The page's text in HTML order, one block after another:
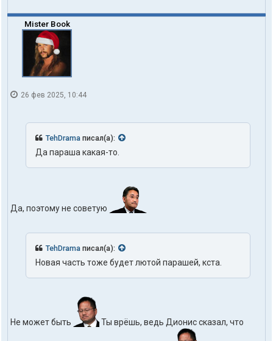
Mister Book
26 фев 2025, 10:44
TehDrama писал(а):
Да параша какая-то.
Да, поэтому не советую
TehDrama писал(а):
Новая часть тоже будет лютой парашей, кста.
Не может быть Ты врёшь, ведь Дионис сказал, что